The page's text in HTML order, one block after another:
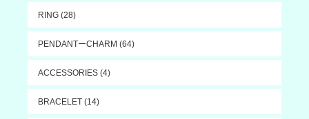
RING (28)
PENDANTーCHARM (64)
ACCESSORIES (4)
BRACELET (14)